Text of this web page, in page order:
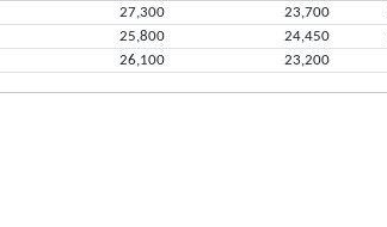
27,300 23,700
25,800 24,450
26,100 23,200